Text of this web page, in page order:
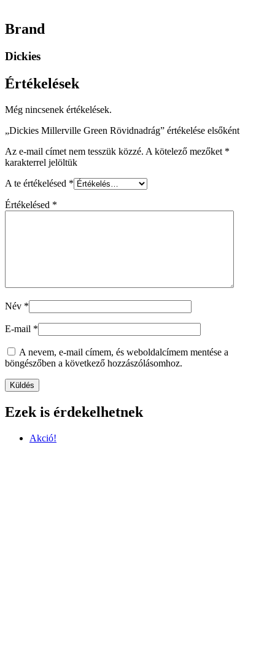
Brand
Dickies
Értékelések
Még nincsenek értékelések.
„Dickies Millerville Green Rövidnadrág” értékelése elsőként
Az e-mail címet nem tesszük közzé. A kötelező mezőket *
karakterrel jelöltük
A te értékelésed *
Értékelésed *
Név *
E-mail *
A nevem, e-mail címem, és weboldalcímem mentése a
böngészőben a következő hozzászólásomhoz.
Ezek is érdekelhetnek
Akció!